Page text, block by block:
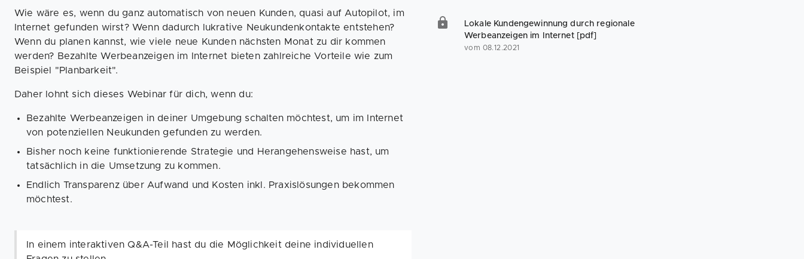
Wie wäre es, wenn du ganz automatisch von neuen Kunden, quasi auf Autopilot, im
Internet gefunden wirst? Wenn dadurch lukrative Neukundenkontakte entstehen?
Wenn du planen kannst, wie viele neue Kunden nächsten Monat zu dir kommen
werden? Bezahlte Werbeanzeigen im Internet bieten zahlreiche Vorteile wie zum
Beispiel "Planbarkeit".
Daher lohnt sich dieses Webinar für dich, wenn du:
Bezahlte Werbeanzeigen in deiner Umgebung schalten möchtest, um im Internet
von potenziellen Neukunden gefunden zu werden.
Bisher noch keine funktionierende Strategie und Herangehensweise hast, um
tatsächlich in die Umsetzung zu kommen.
Endlich Transparenz über Aufwand und Kosten inkl. Praxislösungen bekommen
möchtest.
In einem interaktiven Q&A-Teil hast du die Möglichkeit deine individuellen
Lokale Kundengewinnung durch regionale
Werbeanzeigen im Internet [pdf]
vom 08.12.2021